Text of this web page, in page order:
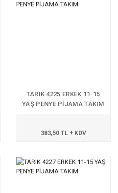
TARIK 4225 ERKEK 11-15
YAŞ PENYE PİJAMA TAKIM
383,50 TL + KDV